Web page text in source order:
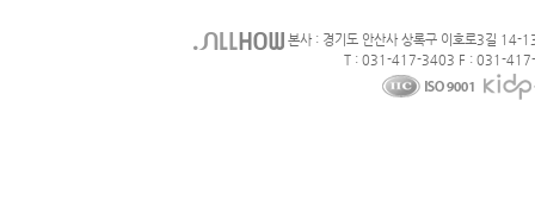
본사 : 경기도 안산사 상록구 이호로3길 14-
T : 031-417-3403 F : 031-